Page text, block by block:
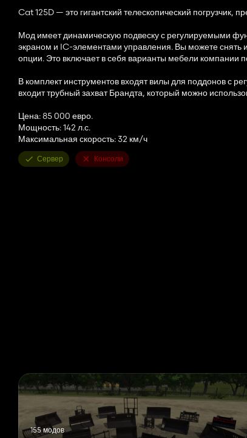
Cat 125D — это гигантский телескопический погрузчик,
Мод имеет динамическую подвеску с регулируемыми
экраном и IC-элементами управления. Вы можете снять
опции. Это включает в себя варианты мебели компании
В комплект инструментов входят вилы для поддонов с
входит трубный захват Брандта, который можно
Цена: 85 000 евро.
Мощность: 142 л.с.
Максимальная скорость: 32 км/ч
Сервер Консоли
155 модов